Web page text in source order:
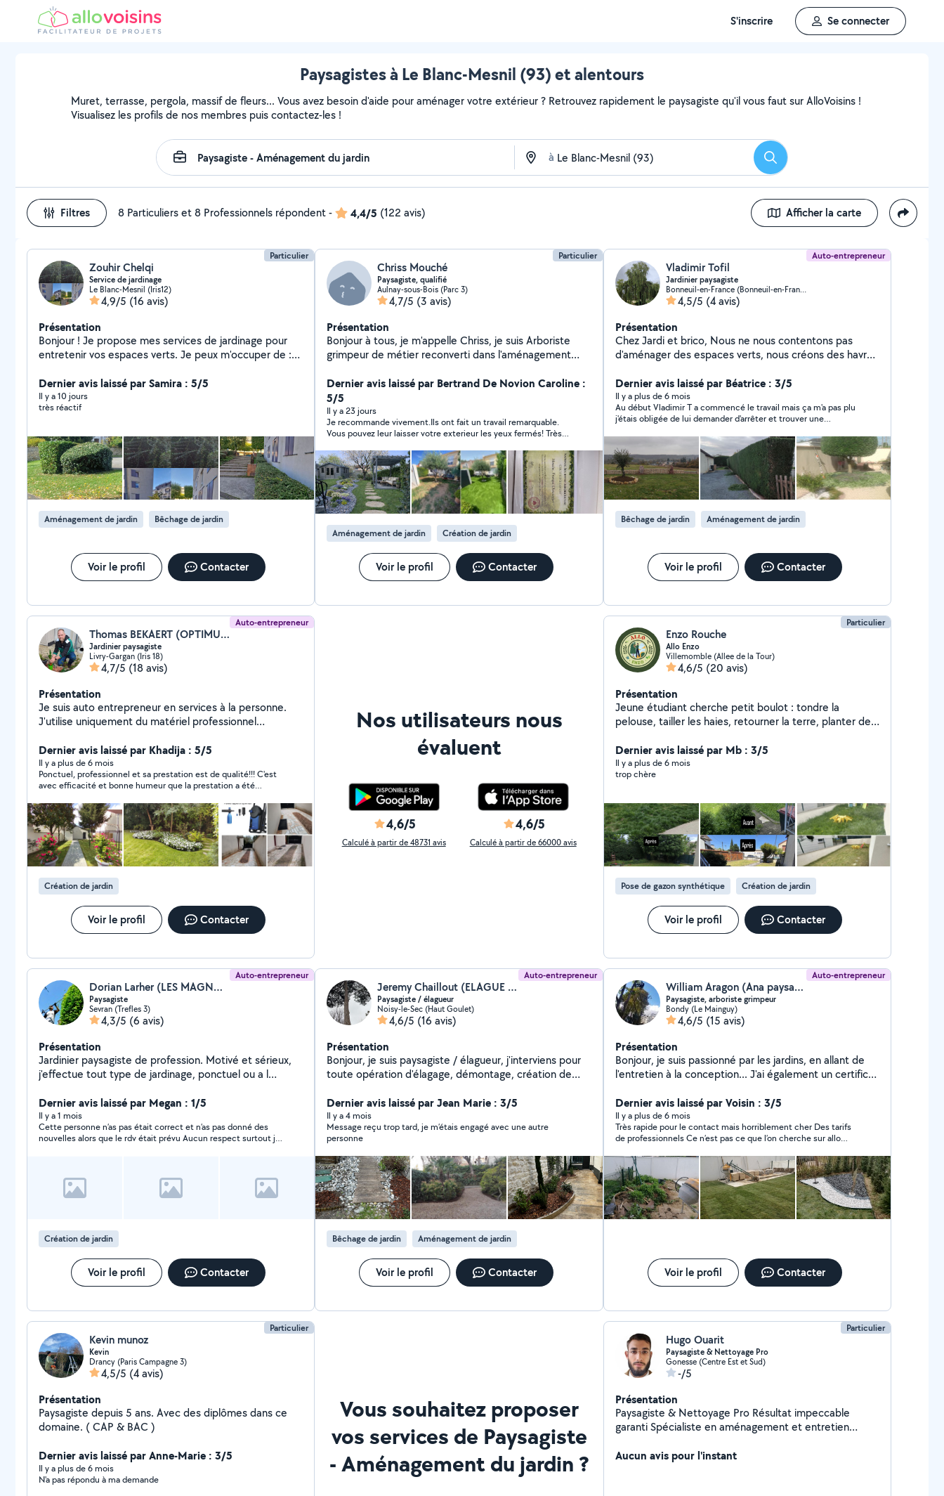
S'inscrire Se connecter
Paysagistes à Le Blanc-Mesnil (93) et alentours
Muret, terrasse, pergola, massif de fleurs... Vous avez besoin d'aide pour aménager votre extérieur ? Retrouvez rapidement le paysagiste qu'il vous faut sur AlloVoisins !
Visualisez les profils de nos membres puis contactez-les !
à Rechercher
Filtres 8 Particuliers et 8 Professionnels répondent- 4,4/5 (122 avis) Afficher la carte
Particulier
Zouhir Chelqi
Service de jardinage
Le Blanc-Mesnil (Iris12)
4,9/5 (16 avis)
Présentation
Bonjour ! Je propose mes services de jardinage pour
entretenir vos espaces verts. Je peux m'occuper de :
Débroussaillage et désherbage Nettoyage du jardin Je
suis sérieux, ponctuel et équipé du matériel
nécessaire. Que votre jardin soit petit ou grand, je
Dernier avis laissé par Samira : 5/5
Il y a 10 jours
très réactif
Aménagement de jardin Bêchage de jardin
Voir le profil Contacter
Particulier
Chriss Mouché
Paysagiste, qualifié
Aulnay-sous-Bois (Parc 3)
4,7/5 (3 avis)
Présentation
Bonjour à tous, je m'appelle Chriss, je suis Arboriste
grimpeur de métier reconverti dans l'aménagement
passée au Canada. Je suis de retour en France pour
exercer mon nouveau métier si vous recherchez une
personne qui a la main verte et qui connaît son métier,
vous êtes bien tombé n'hésitez pas à me contacte.
Dernier avis laissé par Bertrand De Novion Caroline :
5/5
Il y a 23 jours
Je recommande vivement.Ils ont fait un travail remarquable.
Vous pouvez leur laisser votre exterieur les yeux fermés! Très
Aménagement de jardin Création de jardin
Voir le profil Contacter
Auto-entrepreneur
Vladimir Tofil
Jardinier paysagiste
Bonneuil-en-France (Bonneuil-en-France)
4,5/5 (4 avis)
Présentation
Chez Jardi et brico, Nous ne nous contentons pas
d'aménager des espaces verts, nous créons des havre
parfaitement. Chaque projet est conçu sur mesure, en
respectant l'environnement et en mettant en valeur la
beauté naturelle de votre espace. Passionné et
engagés, nous utilisons des matériaux durables et des
techniques respectueuses pour offrir des jardins
vivants, évolutifs et uniques. Faites de votre extérieur
un véritable paysage d'exception !
Dernier avis laissé par Béatrice : 3/5
Il y a plus de 6 mois
Au début Vladimir T a commencé le travail mais ça m'a pas plu
j'étais obligée de lui demander d'arrêter et trouver une
Bêchage de jardin Aménagement de jardin
Voir le profil Contacter
Auto-entrepreneur
Thomas BEKAERT (OPTIMUS SERVICES)
Jardinier paysagiste
Livry-Gargan (Iris 18)
4,7/5 (18 avis)
Présentation
Je suis auto entrepreneur en services à la personne.
J'utilise uniquement du matériel professionnel
de silence. Je suis un jardinier paysagiste expérimenté,
avec plus de 25 années d'expérience et de passion du
métier. Vous pouvez me joindre au zéro sept, soixante-
quatre, vingt et un, quatorze, trente quatre
Dernier avis laissé par Khadija : 5/5
Il y a plus de 6 mois
Ponctuel, professionnel et sa prestation est de qualité!!! C'est
avec efficacité et bonne humeur que la prestation a été
le remercie et le recommande.
Création de jardin
Voir le profil Contacter
Nos utilisateurs nous
évaluent
4,6/5
Calculé à partir de 48731 avis
4,6/5
Calculé à partir de 66000 avis
Particulier
Enzo Rouche
Allo Enzo
Villemomble (Allee de la Tour)
4,6/5 (20 avis)
Présentation
Jeune étudiant cherche petit boulot : tondre la
pelouse, tailler les haies, retourner la terre, planter des
voisin mais sur Leboncoin est a chaque fois les clients
sont ravis. Je possède le matériel nécessaire si besoin.
Dernier avis laissé par Mb : 3/5
Il y a plus de 6 mois
trop chère
Pose de gazon synthétique Création de jardin
Voir le profil Contacter
Auto-entrepreneur
Dorian Larher (LES MAGNOLIAS93)
Paysagiste
Sevran (Trefles 3)
4,3/5 (6 avis)
Présentation
Jardinier paysagiste de profession. Motivé et sérieux,
j'effectue tout type de jardinage, ponctuel ou a l
pour une réduction de 50% des impôts.
Dernier avis laissé par Megan : 1/5
Il y a 1 mois
Cette personne n’as pas était correct et n’as pas donné des
nouvelles alors que le rdv était prévu Aucun respect surtout je
Création de jardin
Voir le profil Contacter
Auto-entrepreneur
Jeremy Chaillout (ELAGUE & L'ARBRE)
Paysagiste / élagueur
Noisy-le-Sec (Haut Goulet)
4,6/5 (16 avis)
Présentation
Bonjour, je suis paysagiste / élagueur, j'interviens pour
toute opération d'élagage, démontage, création de
du jardin.
Dernier avis laissé par Jean Marie : 3/5
Il y a 4 mois
Message reçu trop tard, je m’étais engagé avec une autre
personne
Bêchage de jardin Aménagement de jardin
Voir le profil Contacter
Auto-entrepreneur
William Aragon (Ana paysage)
Paysagiste, arboriste grimpeur
Bondy (Le Mainguy)
4,6/5 (15 avis)
Présentation
Bonjour, je suis passionné par les jardins, en allant de
l'entretien à la conception... J'ai également un certificat
aménagement paysager plusieurs formation sur
Dernier avis laissé par Voisin : 3/5
Il y a plus de 6 mois
Très rapide pour le contact mais horriblement cher Des tarifs
de professionnels Ce n’est pas ce que l’on cherche sur allo
Voir le profil Contacter
Particulier
Kevin munoz
Kevin
Drancy (Paris Campagne 3)
4,5/5 (4 avis)
Présentation
Paysagiste depuis 5 ans. Avec des diplômes dans ce
domaine. ( CAP & BAC )
Dernier avis laissé par Anne-Marie : 3/5
Il y a plus de 6 mois
N'a pas répondu à ma demande
Vous souhaitez proposer
vos services de Paysagiste
- Aménagement du jardin ?
Particulier
Hugo Ouarit
Paysagiste & Nettoyage Pro
Gonesse (Centre Est et Sud)
-/5
Présentation
Paysagiste & Nettoyage Pro Résultat impeccable
garanti Spécialiste en aménagement et entretien
efficacement : pose de gazon naturel ou synthétique,
Aucun avis pour l'instant